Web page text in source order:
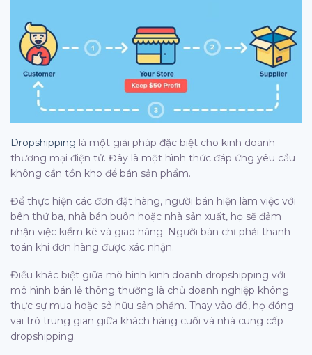
Dropshipping là một giải pháp đặc biệt cho kinh doanh
thương mại điện tử. Đây là một hình thức đáp ứng yêu cầu
không cần tồn kho để bán sản phẩm.
Để thực hiện các đơn đặt hàng, người bán hiện làm việc với
bên thứ ba, nhà bán buôn hoặc nhà sản xuất, họ sẽ đảm
nhận việc kiểm kê và giao hàng. Người bán chỉ phải thanh
toán khi đơn hàng được xác nhận.
Điều khác biệt giữa mô hình kinh doanh dropshipping với
mô hình bán lẻ thông thường là chủ doanh nghiệp không
thực sự mua hoặc sở hữu sản phẩm. Thay vào đó, họ đóng
vai trò trung gian giữa khách hàng cuối và nhà cung cấp
dropshipping.